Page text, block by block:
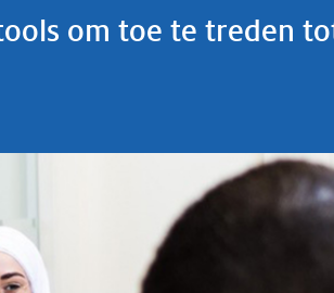
om toe te treden